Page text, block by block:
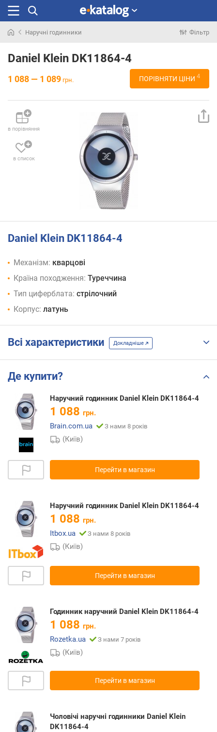
раніше
Наручні годинники Фільтр
Daniel Klein DK11864-4
1 088 — 1 089 грн. ПОРІВНЯТИ ЦІНИ 4
в порівняння
в список
Daniel Klein DK11864-4
Механізм: кварцові
Країна походження: Туреччина
Тип циферблата: стрілочний
Корпус: латунь
Всі характеристики Докладніше
Де купити?
Наручний годинник Daniel Klein DK11864-4
1 088 грн.
Brain.com.ua
З нами 8 років
(Київ)
Перейти в магазин
Наручний годинник Daniel Klein DK11864-4
1 088 грн.
Itbox.ua
З нами 8 років
(Київ)
Перейти в магазин
Годинник наручний Daniel Klein DK11864-4
1 088 грн.
Rozetka.ua
З нами 7 років
(Київ)
Перейти в магазин
Чоловічі наручні годинники Daniel Klein
DK11864-4